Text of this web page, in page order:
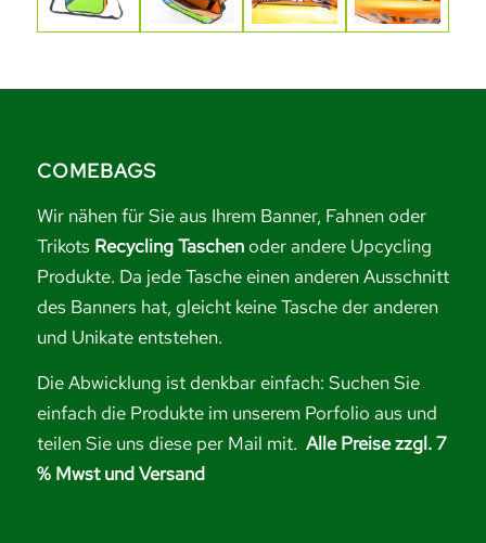
COMEBAGS
Wir nähen für Sie aus Ihrem Banner, Fahnen oder
Trikots Recycling Taschenoder andere Upcycling
Produkte. Da jede Tasche einen anderen Ausschnitt
des Banners hat, gleicht keine Tasche der anderen
und Unikate entstehen.
Die Abwicklung ist denkbar einfach: Suchen Sie
einfach die Produkte im unserem Porfolio aus und
teilen Sie uns diese per Mail mit. Alle Preise zzgl. 7
% Mwst und Versand